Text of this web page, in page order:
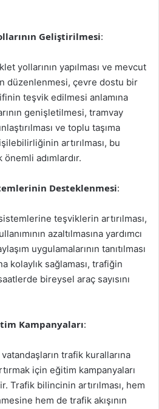
Geliştirilmesi:
yollarının yapılması ve mevcut
düzenlenmesi, çevre dostu bir
teşvik edilmesi anlamına
genişletilmesi, tramvay
ve toplu taşıma
artırılması, bu
önemli adımlardır.
Desteklenmesi:
teşviklerin artırılması,
azaltılmasına yardımcı
uygulamalarının tanıtılması
kolaylık sağlaması, trafiğin
bireysel araç sayısını
Kampanyaları:
trafik kurallarına
için eğitim kampanyaları
Trafik bilincinin artırılması, hem
hem de trafik akışının